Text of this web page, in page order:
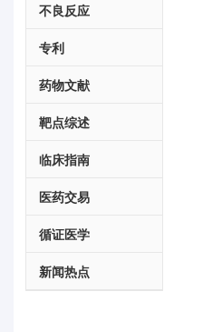
不良反应
专利
药物文献
靶点综述
临床指南
医药交易
循证医学
新闻热点